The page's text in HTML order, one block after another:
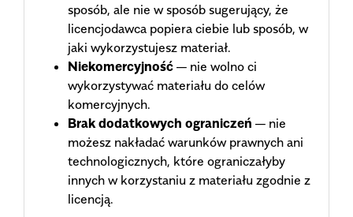
sposób, ale nie w sposób sugerujący, że
licencjodawca popiera ciebie lub sposób, w
jaki wykorzystujesz materiał.
Niekomercyjność — nie wolno ci
wykorzystywać materiału do celów
komercyjnych.
Brak dodatkowych ograniczeń — nie
możesz nakładać warunków prawnych ani
technologicznych, które ograniczałyby
innych w korzystaniu z materiału zgodnie z
licencją.